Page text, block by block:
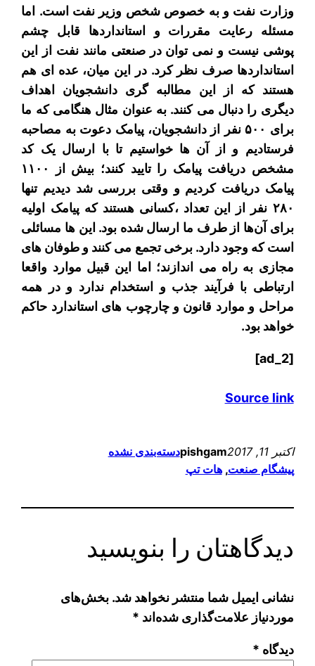
وزارت نفت و به خصوص شخص وزیر نفت است. اما
مسئله رعایت مقررات و استانداردها قابل چشم
پوشی نیست و نمی توان در صنعتی مانند نفت از این
استانداردها صرف نظر کرد. در این میان، عده ای هم
هستند که از این مطالبه گری دانشجویان اهداف
دیگری را دنبال می کنند. به عنوان مثال هنگامی که ما
برای ۵۰۰ نفر از دانشجویان، پیامک دعوت به مصاحبه
فرستادیم و از آن ها خواستیم تا با ارسال یک کد
مشخص دریافت پیامک را تایید کنند؛ بیش از ۱۱۰۰
پیامک دریافت کردیم و وقتی بررسی شد دیدیم تنها
۲۸۰ نفر از این تعداد ،کسانی هستند که پیامک اولیه
برای آن‌ها از طرف ما ارسال شده بود. این ها مسائلی
است که وجود دارد. برخی تجمع می کنند و طوفان های
مجازی به راه می اندازند؛ اما این قبیل موارد واقعا
ارتباطی با فرآیند جذب و استخدام ندارد و در همه
مراحل و موارد قانون و چارچوب های استاندارد حاکم
خواهد بود.
[ad_2]
Source link
اکتبر 11, 2017 pishgamدسته‌بندی نشده
پیشگام صنعت, هات تپ
دیدگاهتان را بنویسید
نشانی ایمیل شما منتشر نخواهد شد. بخش‌های
موردنیاز علامت‌گذاری شده‌اند *
دیدگاه *